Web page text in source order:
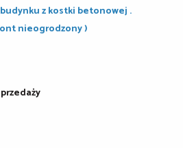
z kostki betonowej .
nieogrodzony )